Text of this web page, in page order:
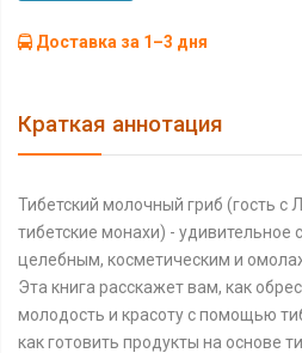
Доставка за 1–3 дня
Краткая аннотация
Тибетский молочный гриб (гость с
тибетские монахи) -
целебным, косметическим и
Эта книга расскажет вам, как
молодость и красоту с помощью
как готовить продукты на основе